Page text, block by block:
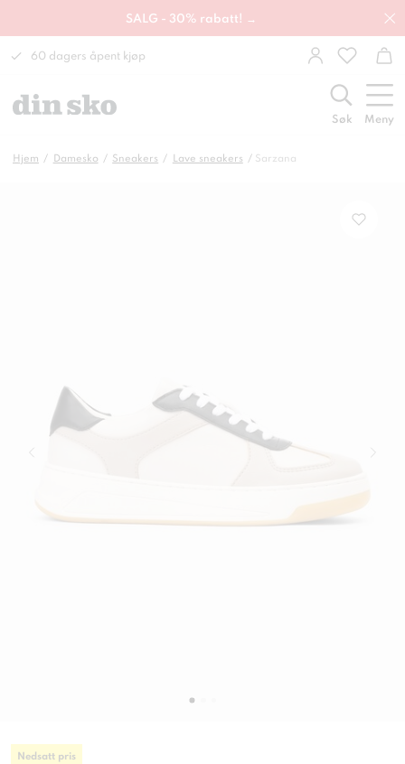
SALG - 30% rabatt! →
60 dagers åpent kjøp
Søk Meny
Hjem Damesko Sneakers Lave sneakers Sarzana
Nedsatt pris